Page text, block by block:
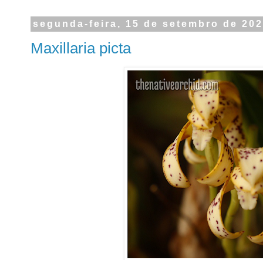
segunda-feira, 15 de setembro de
Maxillaria picta